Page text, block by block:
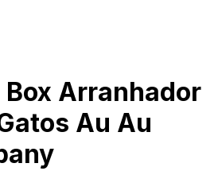
Box Arranhador
Au Au